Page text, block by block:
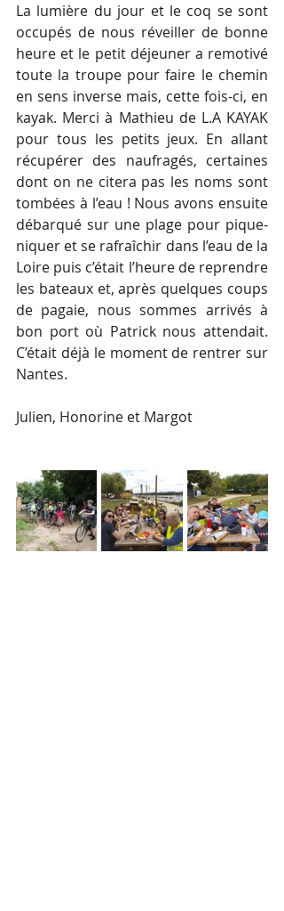
La lumière du jour et le coq se sont
occupés de nous réveiller de bonne
heure et le petit déjeuner a remotivé
toute la troupe pour faire le chemin
en sens inverse mais, cette fois-ci, en
kayak. Merci à Mathieu de L.A KAYAK
pour tous les petits jeux. En allant
récupérer des naufragés, certaines
dont on ne citera pas les noms sont
tombées à l’eau ! Nous avons ensuite
débarqué sur une plage pour pique-
niquer et se rafraîchir dans l’eau de la
Loire puis c’était l’heure de reprendre
les bateaux et, après quelques coups
de pagaie, nous sommes arrivés à
bon port où Patrick nous attendait.
C’était déjà le moment de rentrer sur
Nantes.
Julien, Honorine et Margot